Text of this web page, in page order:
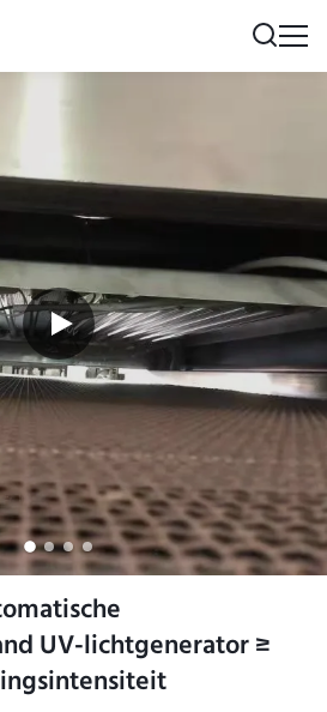
UV-lichtgenerator ≥